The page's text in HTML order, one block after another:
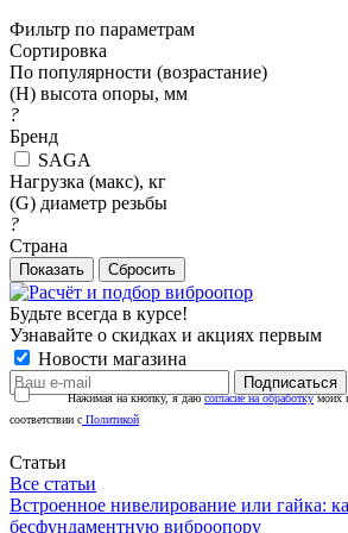
Фильтр по параметрам
Сортировка
По популярности (возрастание)
(H) высота опоры, мм
?
Бренд
SAGA
Нагрузка (макс), кг
(G) диаметр резьбы
?
Страна
Сбросить
Будьте всегда в курсе!
Узнавайте о скидках и акциях первым
Новости магазина
Нажимая на кнопку, я даюсогласие на обработкумоих
соответствии с Политикой
Статьи
Все статьи
Встроенное нивелирование или гайка:
бесфундаментную виброопору